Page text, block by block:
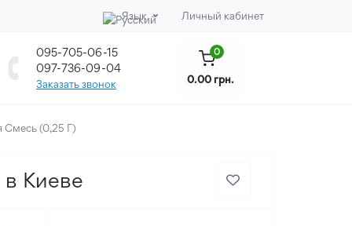
Язык Личный кабинет
095-705-06-15
097-736-09-04
Заказать звонок
0
0.00 грн.
Смесь (0,25 Г)
Киеве